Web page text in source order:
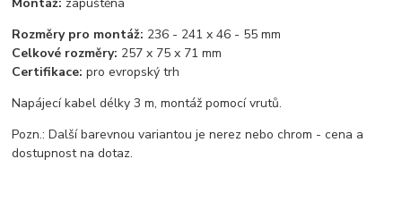
Rozměry pro montáž: 236 - 241 x 46 - 55 mm
Celkové rozměry: 257 x 75 x 71 mm
Certifikace: pro evropský trh
Napájecí kabel délky 3 m, montáž pomocí vrutů.
Pozn.: Další barevnou variantou je nerez nebo chrom - cena a
dostupnost na dotaz.